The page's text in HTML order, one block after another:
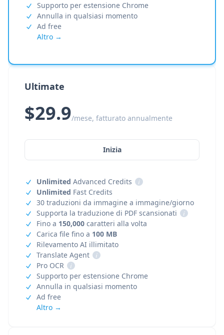
Supporto per estensione Chrome
Annulla in qualsiasi momento
Ad free
Altro →
Ultimate
$29.9/mese, fatturato annualmente
Inizia
Unlimited Advanced Credits
i
Unlimited Fast Credits
30 traduzioni da immagine a immagine/giorno
Supporta la traduzione di PDF scansionati
i
Fino a 150,000 caratteri alla volta
Carica file fino a 100 MB
Rilevamento AI illimitato
Translate Agent
i
Pro OCR
i
Supporto per estensione Chrome
Annulla in qualsiasi momento
Ad free
Altro →